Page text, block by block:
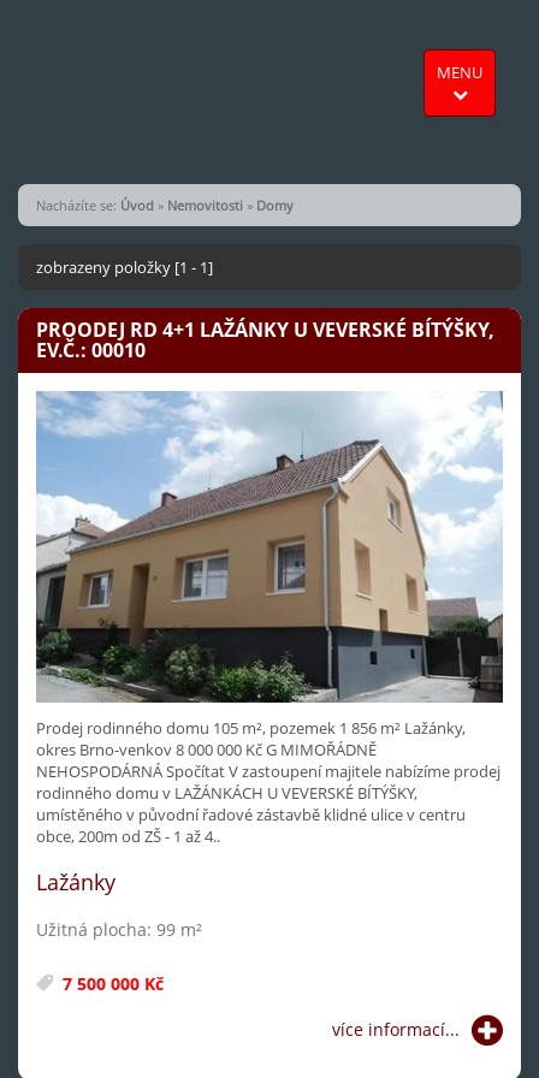
MENU
Nacházíte se: Úvod » Nemovitosti » Domy
zobrazeny položky [1 - 1]
PROODEJ RD 4+1 LAŽÁNKY U VEVERSKÉ BÍTÝŠKY,
EV.Č.: 00010
Prodej rodinného domu 105 m², pozemek 1 856 m² Lažánky,
okres Brno-venkov 8 000 000 Kč G MIMOŘÁDNĚ
NEHOSPODÁRNÁ Spočítat V zastoupení majitele nabízíme prodej
rodinného domu v LAŽÁNKÁCH U VEVERSKÉ BÍTÝŠKY,
umístěného v původní řadové zástavbě klidné ulice v centru
obce, 200m od ZŠ - 1 až 4..
Lažánky
Užitná plocha: 99 m²
7 500 000 Kč
více informací...